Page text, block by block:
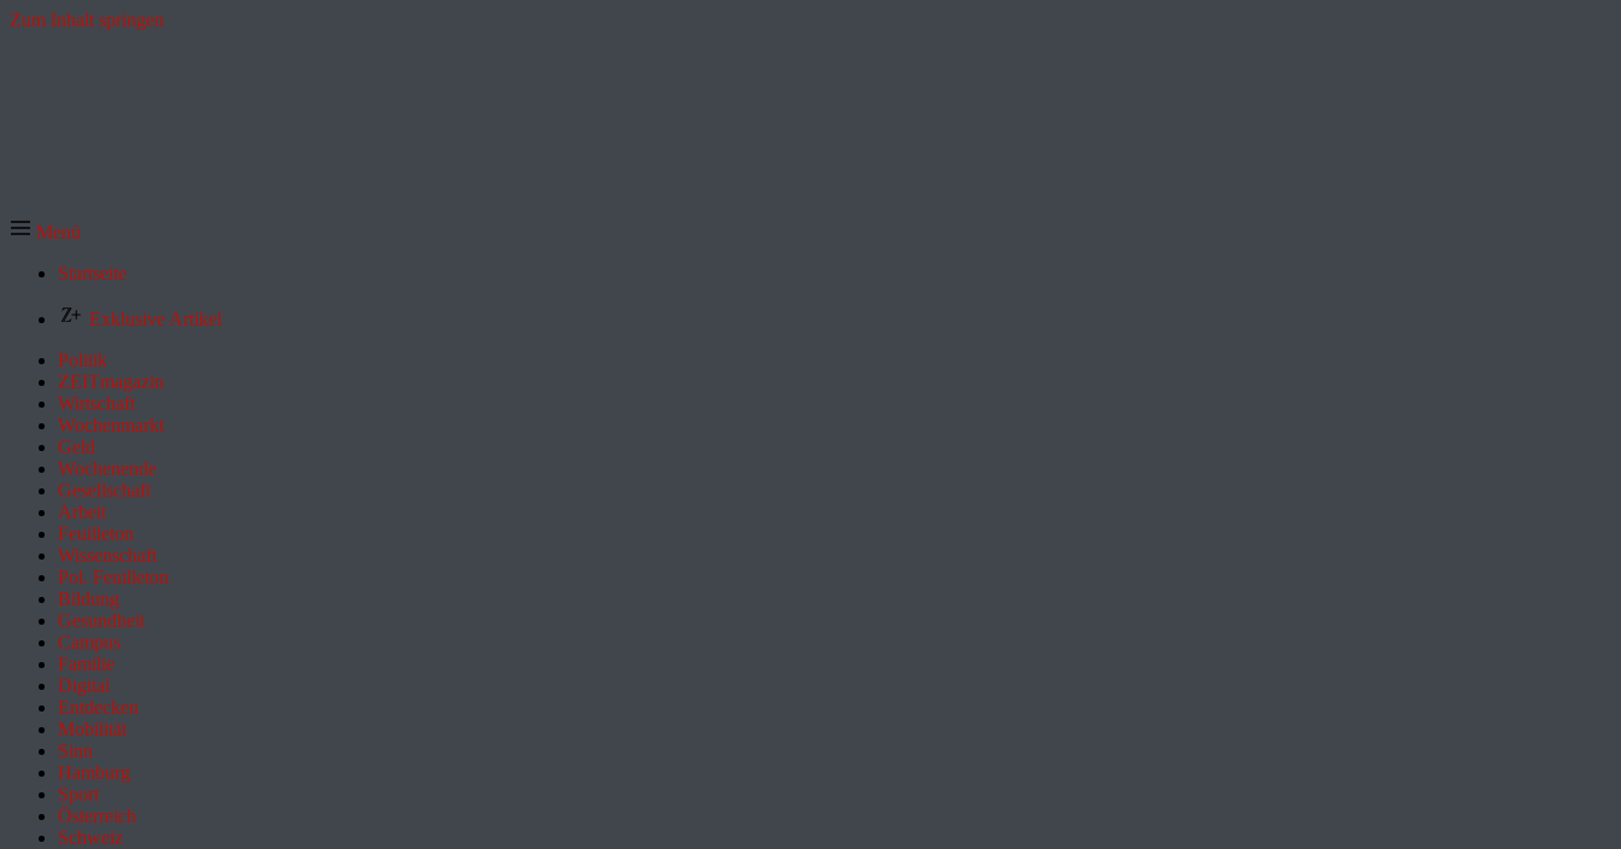
Zum Inhalt springen
Menü
Startseite
Exklusive Artikel
Politik
ZEITmagazin
Wirtschaft
Wochenmarkt
Geld
Wochenende
Gesellschaft
Arbeit
Feuilleton
Wissenschaft
Pol. Feuilleton
Bildung
Gesundheit
Campus
Familie
Digital
Entdecken
Mobilität
Sinn
Hamburg
Sport
Österreich
Schweiz